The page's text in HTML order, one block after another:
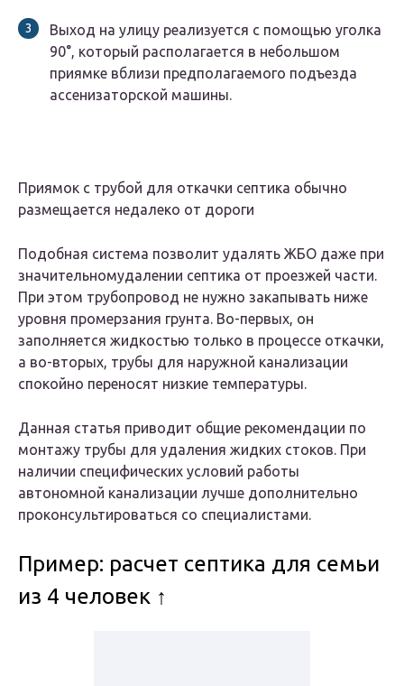
Выход на улицу реализуется с помощью уголка
90°, который располагается в небольшом
приямке вблизи предполагаемого подъезда
ассенизаторской машины.
Приямок с трубой для откачки септика обычно
размещается недалеко от дороги
Подобная система позволит удалять ЖБО даже при
значительномудалении септика от проезжей части.
При этом трубопровод не нужно закапывать ниже
уровня промерзания грунта. Во-первых, он
заполняется жидкостью только в процессе откачки,
а во-вторых, трубы для наружной канализации
спокойно переносят низкие температуры.
Данная статья приводит общие рекомендации по
монтажу трубы для удаления жидких стоков. При
наличии специфических условий работы
автономной канализации лучше дополнительно
проконсультироваться со специалистами.
Пример: расчет септика для семьи
из 4 человек ↑